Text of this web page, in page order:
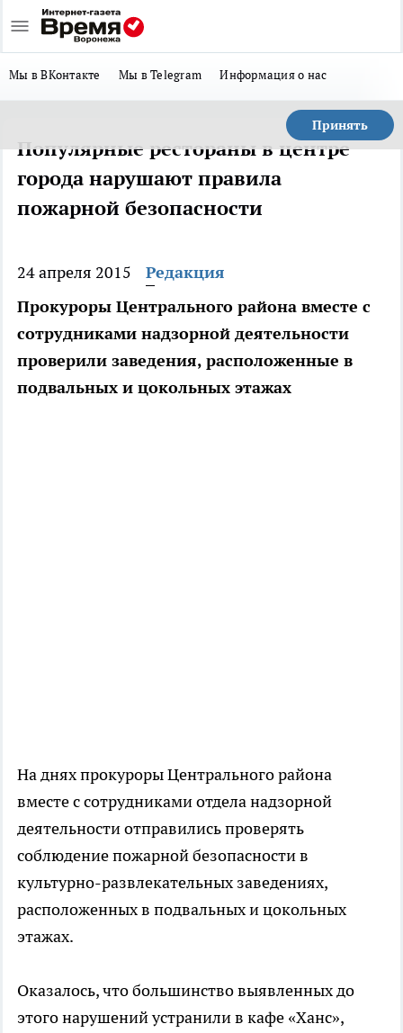
Мы в ВКонтакте Мы в Telegram Информация о нас
Принять
Популярные рестораны в центре
города нарушают правила
пожарной безопасности
24 апреля 2015
Редакция
Прокуроры Центрального района вместе с
сотрудниками надзорной деятельности
проверили заведения, расположенные в
подвальных и цокольных этажах
На днях прокуроры Центрального района
вместе с сотрудниками отдела надзорной
деятельности отправились проверять
соблюдение пожарной безопасности в
культурно-развлекательных заведениях,
расположенных в подвальных и цокольных
этажах.
Оказалось, что большинство выявленных до
этого нарушений устранили в кафе «Ханс»,